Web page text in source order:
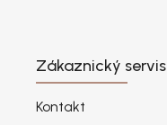
Zákaznický servis
Kontakt